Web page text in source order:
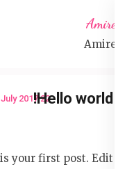
content
Enter)
Amireta
Amireta
22 July 2017
Hello world!
your first post. Edit